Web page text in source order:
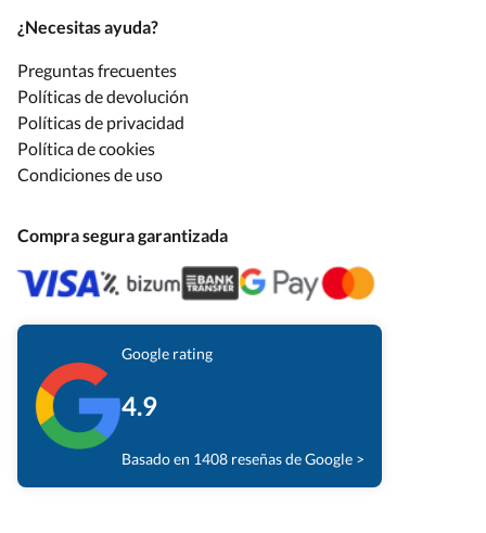
¿Necesitas ayuda?
Preguntas frecuentes
Políticas de devolución
Políticas de privacidad
Política de cookies
Condiciones de uso
Compra segura garantizada
Google rating
4.9
Basado en 1408 reseñas de Google >